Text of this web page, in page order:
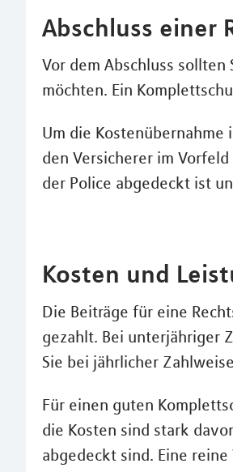
Abschluss einer
Vor dem Abschluss
möchten. Ein
Um die
den Versicherer im
der Police abgedeckt ist
Kosten und
Die Beiträge für eine
gezahlt. Bei unterjähriger
Sie bei jährlicher
Für einen guten
die Kosten sind stark
abgedeckt sind. Eine